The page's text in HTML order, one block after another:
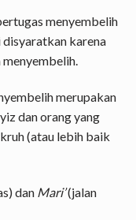
menyembelih
karena
merupakan
dan orang yang
(atau lebih baik
dan Mari’(jalan